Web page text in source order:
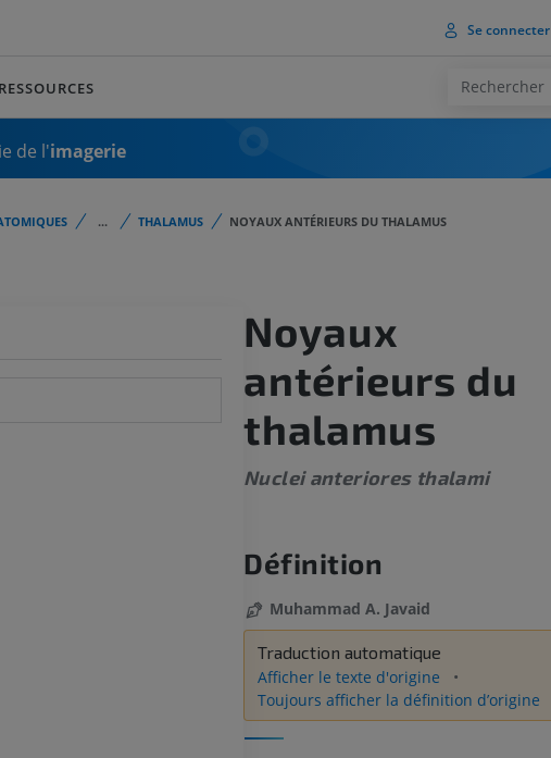
Se connecter
RESSOURCES
de l'imagerie
... THALAMUS NOYAUX ANTÉRIEURS DU THALAMUS
Noyaux
antérieurs du
thalamus
Nuclei anteriores thalami
Définition
Muhammad A. Javaid
Traduction automatique
Afficher le texte d'origine
Toujours afficher la définition d’origine